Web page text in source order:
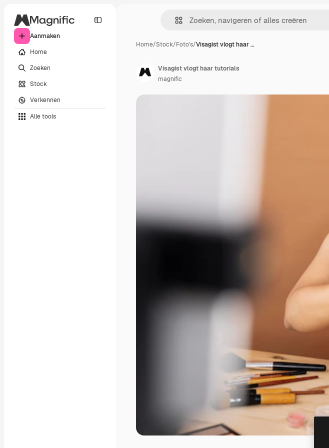
Aanmaken
Home
Zoeken
Stock
Verkennen
Alle tools
Home/Stock/Foto's/Visagist vlogt haar …
Visagist vlogt haar tutorials
magnific